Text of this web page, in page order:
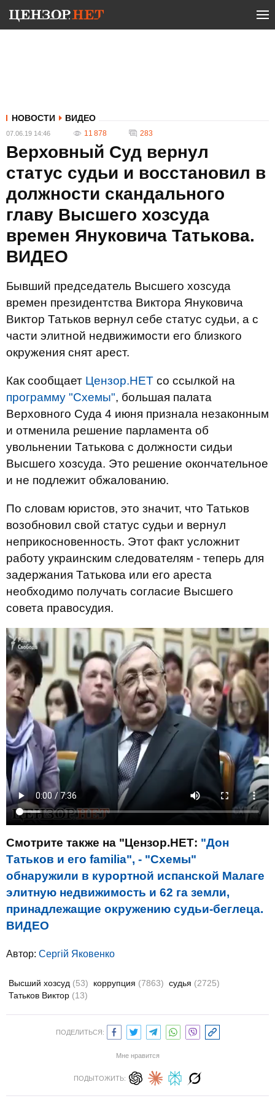
НОВОСТИ ВИДЕО
07.06.19 14:46 11 878 283
Верховный Суд вернул
статус судьи и восстановил в
должности скандального
главу Высшего хозсуда
времен Януковича Татькова.
ВИДЕО
Бывший председатель Высшего хозсуда
времен президентства Виктора Януковича
Виктор Татьков вернул себе статус судьи, а с
части элитной недвижимости его близкого
окружения снят арест.
Как сообщает Цензор.НЕТ со ссылкой на
программу "Схемы", большая палата
Верховного Суда 4 июня признала незаконным
и отменила решение парламента об
увольнении Татькова с должности сидьи
Высшего хозсуда. Это решение окончательное
и не подлежит обжалованию.
По словам юристов, это значит, что Татьков
возобновил свой статус судьи и вернул
неприкосновенность. Этот факт усложнит
работу украинским следователям - теперь для
задержания Татькова или его ареста
необходимо получать согласие Высшего
совета правосудия.
Смотрите также на "Цензор.НЕТ: "Дон
Татьков и его familia", - "Схемы"
обнаружили в курортной испанской Малаге
элитную недвижимость и 62 га земли,
принадлежащие окружению судьи-беглеца.
ВИДЕО
Автор: Сергій Яковенко
Высший хозсуд (53) коррупция (7863) судья (2725)
Татьков Виктор (13)
ПОДЕЛИТЬСЯ:
Мне нравится
ПОДЫТОЖИТЬ: